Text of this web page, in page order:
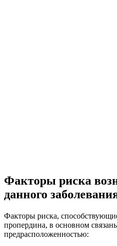
Факторы риска
данного
Факторы риска,
пропердина, в основном
предрасположенностью: